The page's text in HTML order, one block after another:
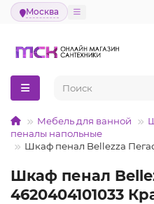
Москва
Мебель для ванной
пеналы напольные
Шкаф пенал Bellezza
Шкаф пенал
4620404101033